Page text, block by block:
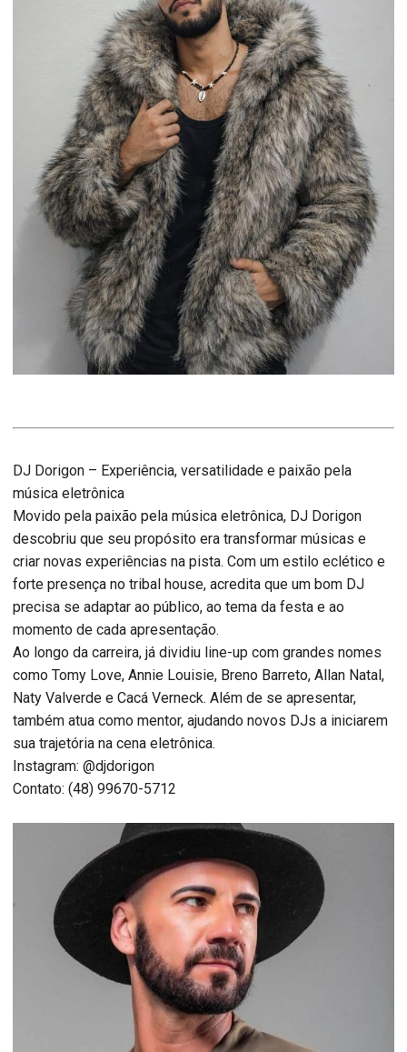
DJ Dorigon – Experiência, versatilidade e paixão pela
música eletrônica
Movido pela paixão pela música eletrônica, DJ Dorigon
descobriu que seu propósito era transformar músicas e
criar novas experiências na pista. Com um estilo eclético e
forte presença no tribal house, acredita que um bom DJ
precisa se adaptar ao público, ao tema da festa e ao
momento de cada apresentação.
Ao longo da carreira, já dividiu line-up com grandes nomes
como Tomy Love, Annie Louisie, Breno Barreto, Allan Natal,
Naty Valverde e Cacá Verneck. Além de se apresentar,
também atua como mentor, ajudando novos DJs a iniciarem
sua trajetória na cena eletrônica.
Instagram: @djdorigon
Contato: (48) 99670-5712